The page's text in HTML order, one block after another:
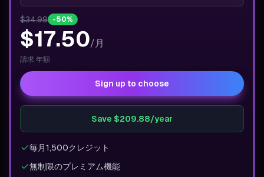
$34.99 -50%
$17.50/ 月
請求 年額
Sign up to choose
Save $209.88/year
毎月1,500クレジット
無制限のプレミアム機能